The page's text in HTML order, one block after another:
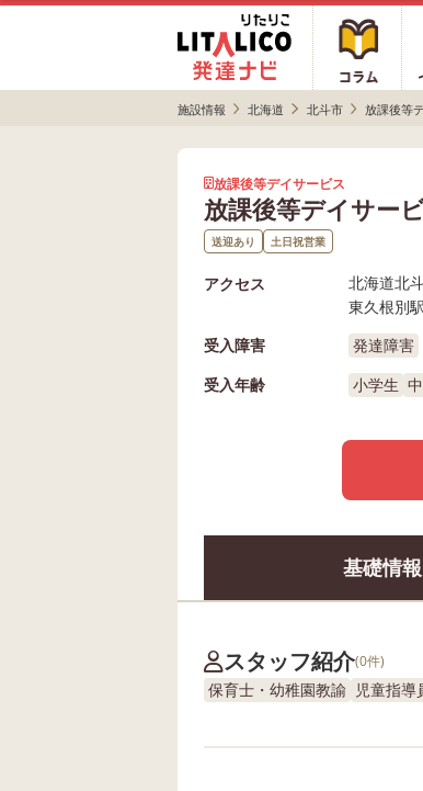
施設情報 北海道 北斗市 放課後等
放課後等デイサービス
放課後等デイサー
送迎あり 土日祝営業
アクセス
北海道北
東久根別
受入障害
発達障害
受入年齢
小学生
基礎情報
スタッフ紹介(0件)
保育士・幼稚園教諭 児童指導